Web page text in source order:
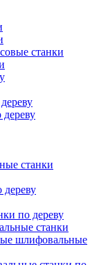
станки
станки
по дереву
станки
шлифовальные